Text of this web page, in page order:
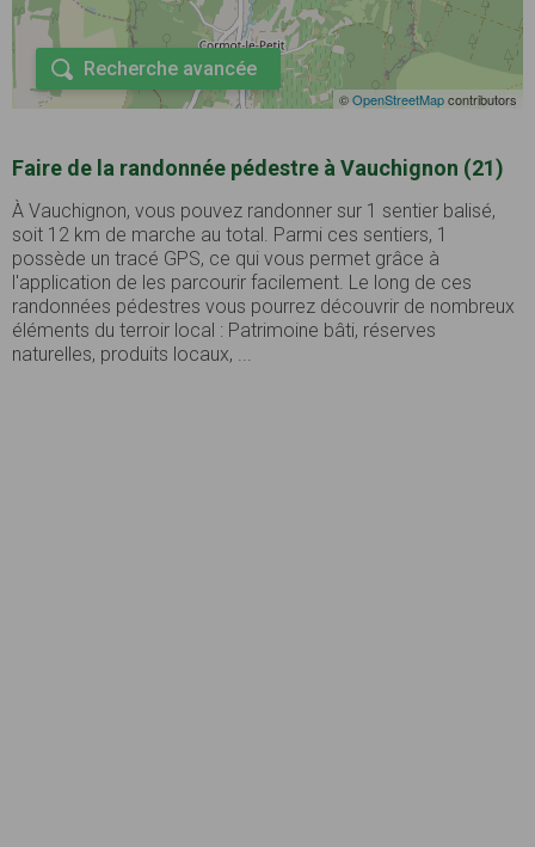
©OpenStreetMapcontributors
Recherche avancée
Faire de la randonnée pédestre à Vauchignon (21)
À Vauchignon, vous pouvez randonner sur 1 sentier balisé,
soit 12 km de marche au total. Parmi ces sentiers, 1
possède un tracé GPS, ce qui vous permet grâce à
l'application de les parcourir facilement. Le long de ces
randonnées pédestres vous pourrez découvrir de nombreux
éléments du terroir local : Patrimoine bâti, réserves
naturelles, produits locaux, ...